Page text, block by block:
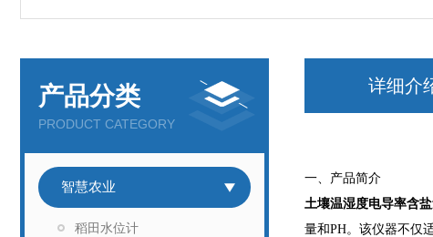
产品分类
PRODUCT CATEGORY
智慧农业
稻田水位计
详细介
一、产品简介
土壤温湿度电导率含
量和PH。该仪器不仅